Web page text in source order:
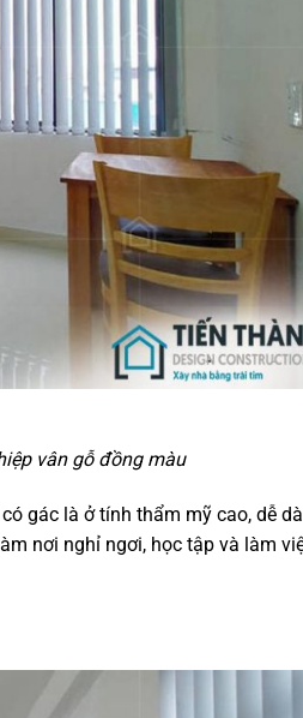
vân gỗ đồng màu
gác là ở tính thẩm mỹ cao, dễ
nơi nghỉ ngơi, học tập và làm